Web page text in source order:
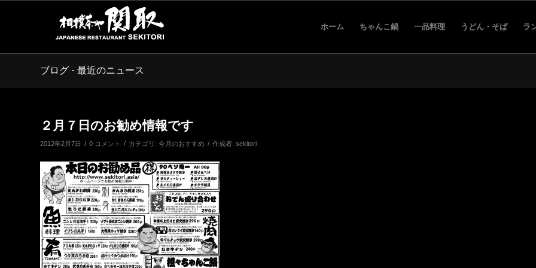
ホーム ちゃんこ鍋 一品料理 うどん・そば ラ
ブログ - 最近のニュース
２月７日のお勧め情報です
2012年2月7日 / 0 コメント / カテゴリ: 今月のおすすめ / 作成者: sekitori